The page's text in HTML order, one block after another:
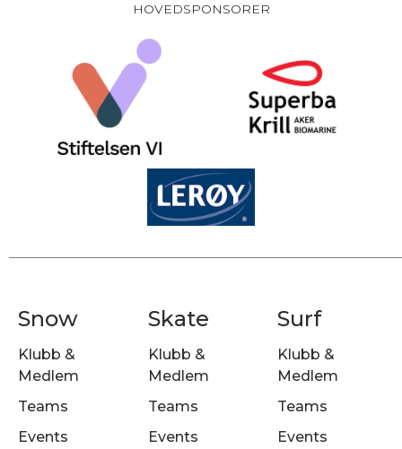
HOVEDSPONSORER
Snow
Klubb &
Medlem
Teams
Events
Skate
Klubb &
Medlem
Teams
Events
Surf
Klubb &
Medlem
Teams
Events